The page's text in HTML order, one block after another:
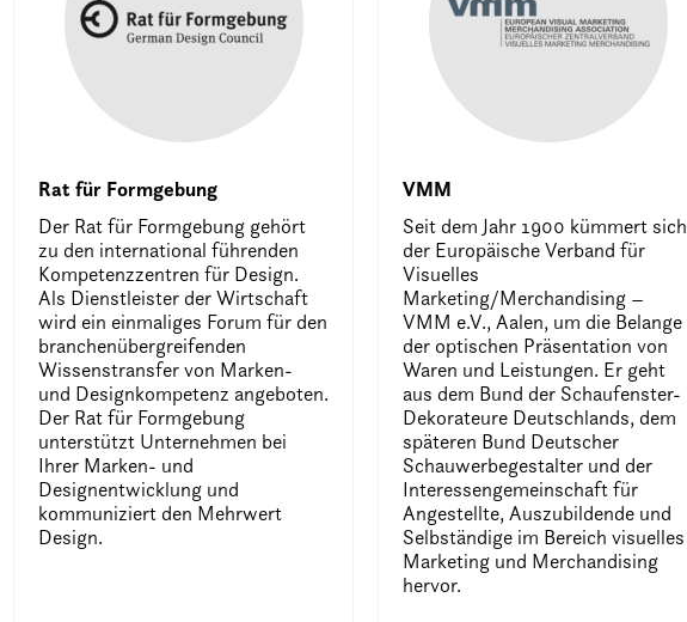
Rat für Formgebung
Der Rat für Formgebung gehört
zu den international führenden
Kompetenzzentren für Design.
Als Dienstleister der Wirtschaft
wird ein einmaliges Forum für den
branchenübergreifenden
Wissenstransfer von Marken-
und Designkompetenz angeboten.
Der Rat für Formgebung
unterstützt Unternehmen bei
Ihrer Marken- und
Designentwicklung und
kommuniziert den Mehrwert
Design.
VMM
Seit dem Jahr 1900 kümmert sich
der Europäische Verband für
Visuelles
Marketing/Merchandising –
VMM e.V., Aalen, um die Belange
der optischen Präsentation von
Waren und Leistungen. Er geht
aus dem Bund der Schaufenster-
Dekorateure Deutschlands, dem
späteren Bund Deutscher
Schauwerbegestalter und der
Interessengemeinschaft für
Angestellte, Auszubildende und
Selbständige im Bereich visuelles
Marketing und Merchandising
hervor.